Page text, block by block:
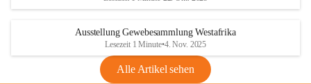
Ausstellung Gewebesammlung Westafrika
Lesezeit 1 Minute•4. Nov. 2025
Alle Artikel sehen